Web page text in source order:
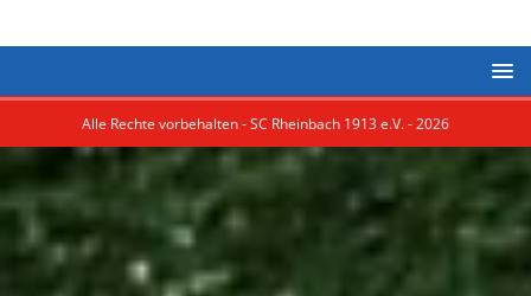
Alle Rechte vorbehalten - SC Rheinbach 1913 e.V. - 2026